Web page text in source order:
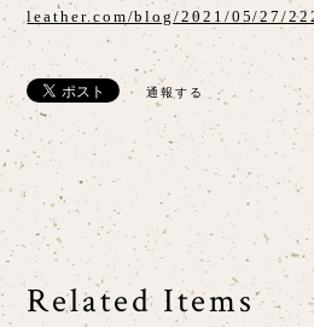
leather.com/blog/2021/05/27/
通報する
Related Items